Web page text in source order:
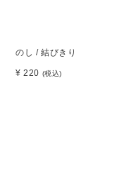
のし / 結びきり
¥ 220 (税込)